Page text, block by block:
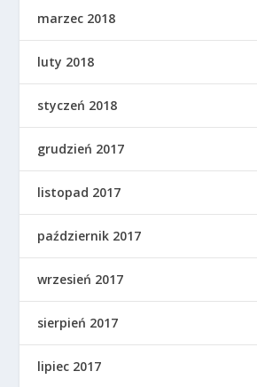
marzec 2018
luty 2018
styczeń 2018
grudzień 2017
listopad 2017
październik 2017
wrzesień 2017
sierpień 2017
lipiec 2017